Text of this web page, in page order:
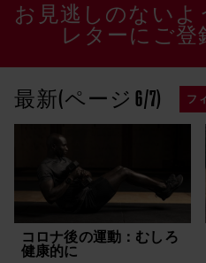
お見逃しのないよ
レターにご登
Athletes
Outdoors
Polar Grit X2 Pro
Polar Ignite 3
Polar Vantage M3
Polar Vantage V3
最新(ページ 6/7) フ
コロナ後の運動：むしろ
健康的に